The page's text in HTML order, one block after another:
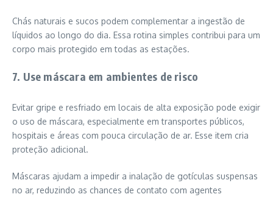
Chás naturais e sucos podem complementar a ingestão de
líquidos ao longo do dia. Essa rotina simples contribui para um
corpo mais protegido em todas as estações.
7. Use máscara em ambientes de risco
Evitar gripe e resfriado em locais de alta exposição pode exigir
o uso de máscara, especialmente em transportes públicos,
hospitais e áreas com pouca circulação de ar. Esse item cria
proteção adicional.
Máscaras ajudam a impedir a inalação de gotículas suspensas
no ar, reduzindo as chances de contato com agentes